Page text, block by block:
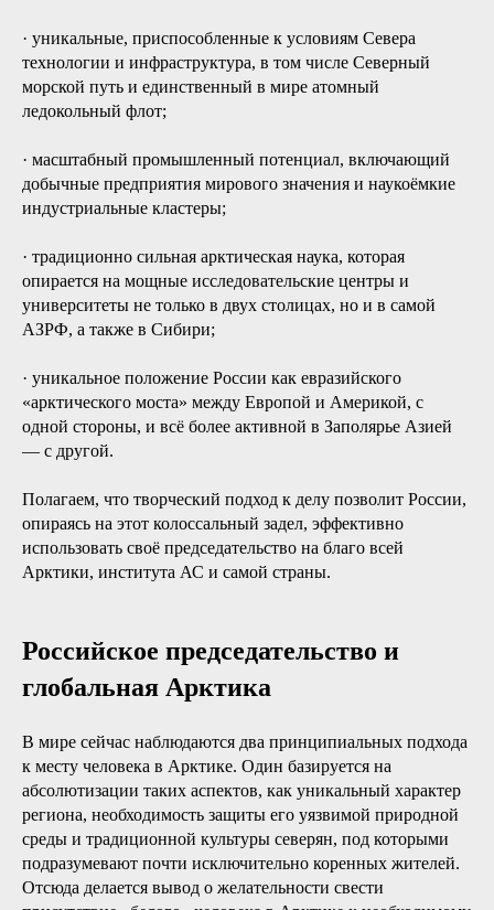
· уникальные, приспособленные к условиям Севера
технологии и инфраструктура, в том числе Северный
морской путь и единственный в мире атомный
ледокольный флот;
· масштабный промышленный потенциал, включающий
добычные предприятия мирового значения и наукоёмкие
индустриальные кластеры;
· традиционно сильная арктическая наука, которая
опирается на мощные исследовательские центры и
университеты не только в двух столицах, но и в самой
АЗРФ, а также в Сибири;
· уникальное положение России как евразийского
«арктического моста» между Европой и Америкой, с
одной стороны, и всё более активной в Заполярье Азией
— с другой.
Полагаем, что творческий подход к делу позволит России,
опираясь на этот колоссальный задел, эффективно
использовать своё председательство на благо всей
Арктики, института АС и самой страны.
Российское председательство и
глобальная Арктика
В мире сейчас наблюдаются два принципиальных подхода
к месту человека в Арктике. Один базируется на
абсолютизации таких аспектов, как уникальный характер
региона, необходимость защиты его уязвимой природной
среды и традиционной культуры северян, под которыми
подразумевают почти исключительно коренных жителей.
Отсюда делается вывод о желательности свести